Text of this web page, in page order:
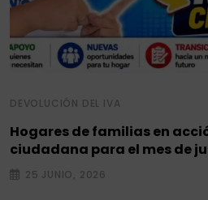
DEVOLUCIÓN DEL IVA
Hogares de familias en
ciudadana para el mes de
25 JUNIO, 2026